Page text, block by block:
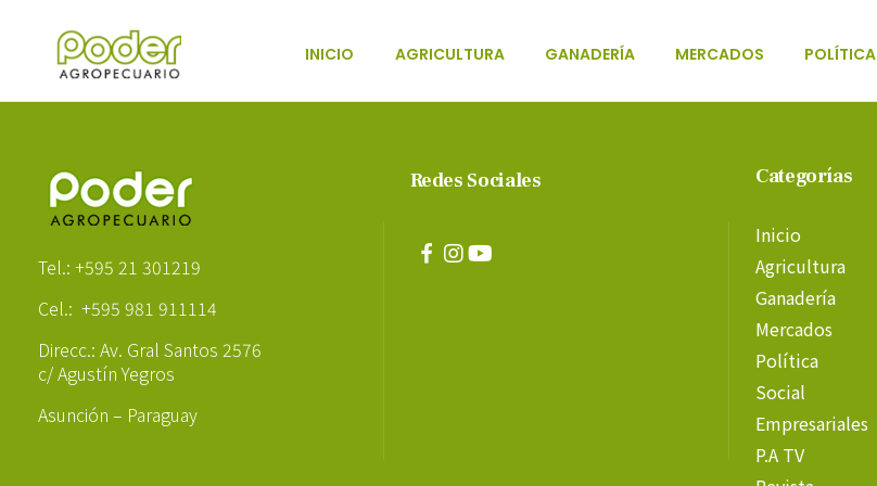
INICIO AGRICULTURA GANADERÍA MERCADOS POLÍTICA
Tel.: +595 21 301219
Cel.: +595 981 911114
Direcc.: Av. Gral Santos 2576
c/ Agustín Yegros
Asunción – Paraguay
Redes Sociales Categorías
Inicio
Agricultura
Ganadería
Mercados
Política
Social
Empresariales
P.A TV